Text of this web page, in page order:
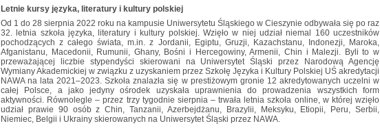
Letnie kursy języka, literatury i kultury polskiej
Od 1 do 28 sierpnia 2022 roku na kampusie Uniwersytetu Śląskiego w Cieszynie odbywała się po raz
32. letnia szkoła języka, literatury i kultury polskiej. Wzięło w niej udział niemal 160 uczestników
pochodzących z całego świata, m.in. z Jordanii, Egiptu, Gruzji, Kazachstanu, Indonezji, Maroka,
Afganistanu, Macedonii, Rumunii, Ghany, Bośni i Hercegowiny, Armenii, Chin i Malezji. Byli to w
przeważającej liczbie stypendyści skierowani na Uniwersytet Śląski przez Narodową Agencję
Wymiany Akademickiej w związku z uzyskaniem przez Szkołę Języka i Kultury Polskiej UŚ akredytacji
NAWA na lata 2021–2023. Szkoła znalazła się w prestiżowym gronie 12 akredytowanych uczelni w
całej Polsce, a jako jedyny ośrodek uzyskała uprawnienia do prowadzenia wszystkich form
aktywności. Równolegle – przez trzy tygodnie sierpnia – trwała letnia szkoła online, w której wzięło
udział prawie 90 osób z Chin, Tanzanii, Azerbejdżanu, Brazylii, Meksyku, Etiopii, Peru, Serbii,
Niemiec, Belgii i Ukrainy skierowanych na Uniwersytet Śląski przez NAWA.